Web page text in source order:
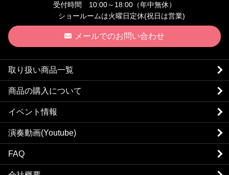
受付時間 10:00～18:00（年中無休）
ショールームは火曜日定休(祝日は営業)
メールでのお問い合わせ
取り扱い商品一覧
商品の購入について
イベント情報
演奏動画(Youtube)
FAQ